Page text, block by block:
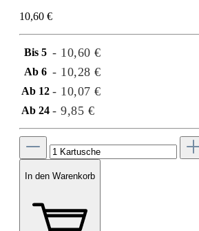
10,60 €
Bis 5 - 10,60 €
Ab 6 - 10,28 €
Ab 12 - 10,07 €
Ab 24 - 9,85 €
In den Warenkorb